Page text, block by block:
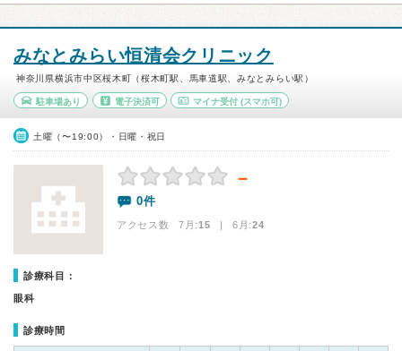
みなとみらい恒清会クリニック
神奈川県横浜市中区桜木町（桜木町駅、馬車道駅、みなとみらい駅）
駐車場あり 電子決済可 マイナ受付 (スマホ可)
土曜（〜19:00）・日曜・祝日
－
0件
アクセス数 7月:15 | 6月:24
診療科目：
眼科
診療時間